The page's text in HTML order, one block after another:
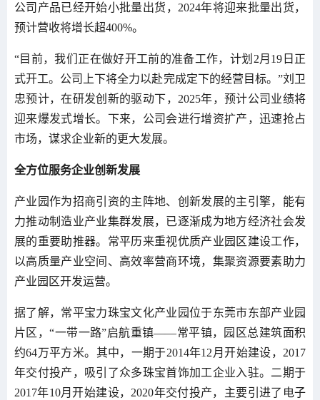
公司产品已经开始小批量出货，2024年将迎来批量出货，
预计营收将增长超400%。
“目前，我们正在做好开工前的准备工作，计划2月19日正
式开工。公司上下将全力以赴完成定下的经营目标。”刘卫
忠预计，在研发创新的驱动下，2025年，预计公司业绩将
迎来爆发式增长。下来，公司会进行增资扩产，迅速抢占
市场，谋求企业新的更大发展。
全方位服务企业创新发展
产业园作为招商引资的主阵地、创新发展的主引擎，能有
力推动制造业产业集群发展，已逐渐成为地方经济社会发
展的重要助推器。常平历来重视优质产业园区建设工作，
以高质量产业空间、高效率营商环境，集聚资源要素助力
产业园区开发运营。
据了解，常平宝力珠宝文化产业园位于东莞市东部产业园
片区，“一带一路”启航重镇——常平镇，园区总建筑面积
约64万平方米。其中，一期于2014年12月开始建设，2017
年交付投产，吸引了众多珠宝首饰加工企业入驻。二期于
2017年10月开始建设，2020年交付投产，主要引进了电子